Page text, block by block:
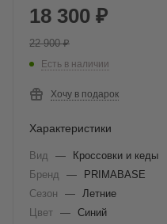
18 300 ₽
22 900₽
Есть в наличии
Хочу в подарок
Характеристики
Вид —
Кроссовки и кеды
Бренд
—
PRIMABASE
Сезон
—
Летние
Цвет — Синий